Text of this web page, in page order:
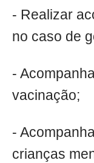
- Realizar
no caso de
-
vacinação;
-
crianças